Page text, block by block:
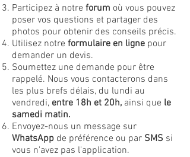
Participez à notre forum où vous pouvez
poser vos questions et partager des
photos pour obtenir des conseils précis.
Utilisez notre formulaire en ligne pour
demander un devis.
Soumettez une demande pour être
rappelé. Nous vous contacterons dans
les plus brefs délais, du lundi au
vendredi, entre 18h et 20h, ainsi que le
samedi matin.
Envoyez-nous un message sur
WhatsApp de préférence ou par SMS si
vous n'avez pas l'application.